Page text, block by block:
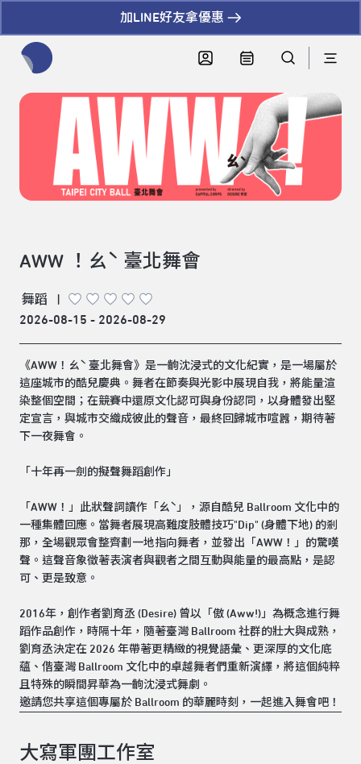
加LINE好友拿優惠
AWW ！ㄠˋ 臺北舞會
舞蹈
|
2026-08-15 - 2026-08-29
《AWW！ㄠˋ 臺北舞會》是一齣沈浸式的文化紀實，是一場屬於
這座城市的酷兒慶典。舞者在節奏與光影中展現自我，將能量渲
染整個空間；在競賽中還原文化認可與身份認同，以身體發出堅
定宣言，與城市交織成彼此的聲音，最終回歸城市喧囂，期待著
下一夜舞會。
「十年再⼀劍的擬聲舞蹈創作」
「AWW！」此狀聲詞讀作「ㄠˋ」，源自酷兒 Ballroom 文化中的
⼀種集體回應。當舞者展現高難度肢體技巧"Dip" (身體下地) 的剎
那，全場觀眾會整齊劃一地指向舞者，並發出「AWW！」的驚嘆
聲。這聲音象徵著表演者與觀者之間互動與能量的最高點，是認
可、更是致意。
2016年，創作者劉育丞 (Desire) 曾以「傲 (Aww!)」為概念進行舞
蹈作品創作，時隔十年，隨著臺灣 Ballroom 社群的壯大與成熟，
劉育丞決定在 2026 年帶著更精緻的視覺語彙、更深厚的文化底
蘊、偕臺灣 Ballroom 文化中的卓越舞者們重新演繹，將這個純粹
且特殊的瞬間昇華為一齣沈浸式舞劇。
邀請您共享這個專屬於 Ballroom 的華麗時刻，一起進入舞會吧！
大寫軍團工作室